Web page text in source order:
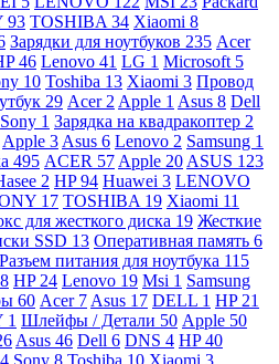
93 TOSHIBA 34 Xiaomi 8
Зарядки для ноутбуков 235 Acer
46 Lenovo 41 LG 1 Microsoft 5
10 Toshiba 13 Xiaomi 3 Провод
29 Acer 2 Apple 1 Asus 8 Dell
Sony 1 Зарядка на квадракоптер 2
Apple 3 Asus 6 Lenovo 2 Samsung 1
495 ACER 57 Apple 20 ASUS 123
2 HP94 Huawei 3 LENOVO
17 TOSHIBA 19 Xiaomi 11
для жесткого диска 19 Жесткие
SSD 13 Оперативная память 6
Разъем питания для ноутбука 115
8 HP 24 Lenovo 19 Msi 1 Samsung
60 Acer 7 Asus 17 DELL 1 HP 21
1 Шлейфы / Детали 50 Apple 50
Asus 46 Dell 6 DNS 4 HP40
Sony 8 Toshiba 10 Xiaomi 3